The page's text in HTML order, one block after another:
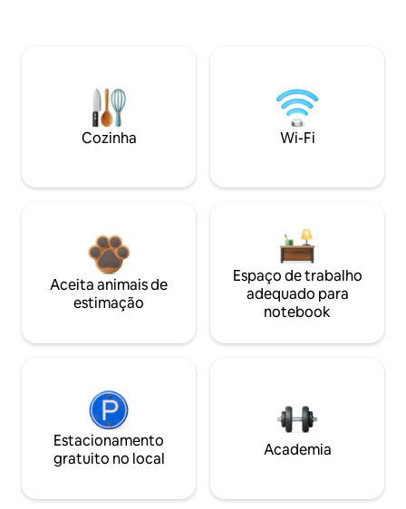
Cozinha Wi-Fi
Aceita animais de
estimação
Espaço de trabalho
adequado para
notebook
Estacionamento
gratuito no local
Academia